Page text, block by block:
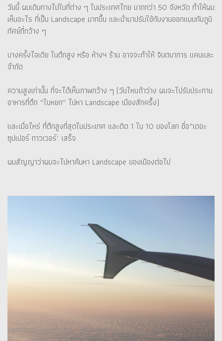
วันนี้ ผมเดินทางไปในที่ต่าง ๆ ในประเทศไทย มากกว่า 50 จังหวัด ทำให้ผม
เห็นอะไร ที่เป็น Landscape มากขึ้น และนำมาปรับใช้กับงานออกแบบกับภูมิ
ทัศย์ที่กว้าง ๆ
บางครั้งไอเดีย ในตึกสูง หรือ ห้างฯ ร้าน อาจจะทำให้ จินตนาการ แคบและ
จำกัด
ความสูงเท่านั้น ที่จะได้เห็นภาพกว้าง ๆ (วันไหนถ้าว่าง ผมจะไปรับประทาน
อาหารที่ตึก “ใบหยก” ไปหา Landscape เมืองสักครึ้ง)
และเมื่อไหร่ ที่ตึกสูงที่สุดในประเทศ และติด 1 ใน 10 ของโลก ชื่อ”เดอะ
ซุปเปอร์ ทาวเวอร์" เสร็จ
ผมสัญญาว่าผมจะไปหาค้นหา Landscape ของเมืองต่อไป